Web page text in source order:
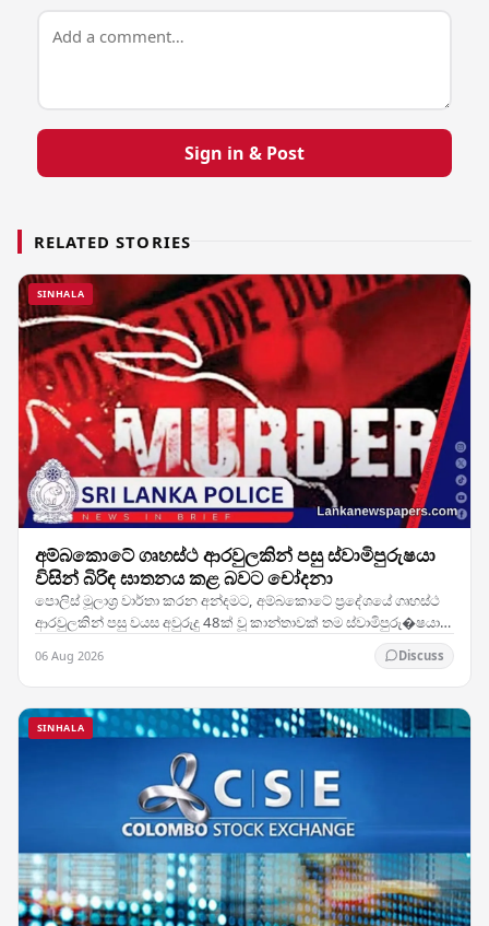
Sign in & Post
RELATED STORIES
SINHALA
අම්බකොටේ ගෘහස්ථ ආරවුලකින් පසු ස්වාමිපුරුෂයා
විසින් බිරිඳ ඝාතනය කළ බවට චෝදනා
පොලිස් මූලාශ්‍ර වාර්තා කරන අන්දමට, අම්බකොටේ ප්‍රදේශයේ ගෘහස්ථ
ආරවුලකින් පසු වයස අවුරුදු 48ක් වූ කාන්තාවක් තම ස්වාමිපුරු�ෂයා
06 Aug 2026 Discuss
SINHALA